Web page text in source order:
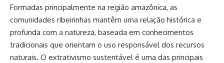
Formadas principalmente na região amazônica, as
comunidades ribeirinhas mantêm uma relação histórica e
profunda com a natureza, baseada em conhecimentos
tradicionais que orientam o uso responsável dos recursos
naturais. O extrativismo sustentável é uma das principais